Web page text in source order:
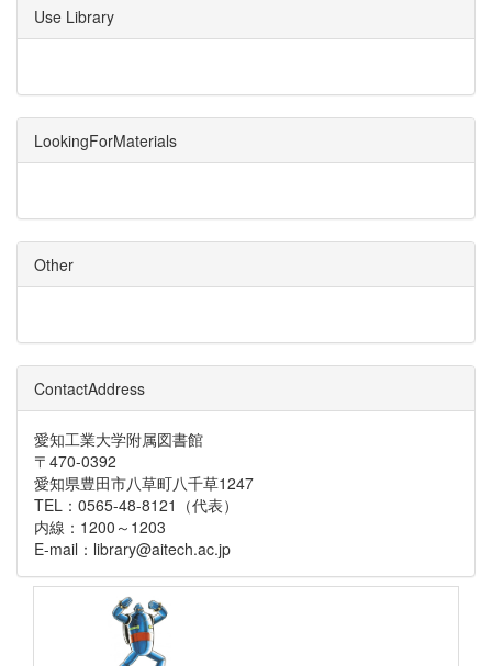
Use Library
LookingForMaterials
Other
ContactAddress
愛知工業大学附属図書館
〒470-0392
愛知県豊田市八草町八千草1247
TEL：0565-48-8121（代表）
内線：1200～1203
E-mail：library@aitech.ac.jp